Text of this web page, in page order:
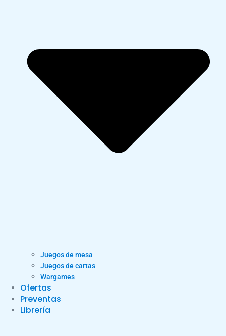
Juegos de mesa
Juegos de cartas
Wargames
Ofertas
Preventas
Librería